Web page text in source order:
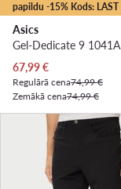
papildu -15% Kods: LAST
Asics
Pašreizējā cena
67,99€
Regulārā cena74,99 €
Zemākā cena74,99 €